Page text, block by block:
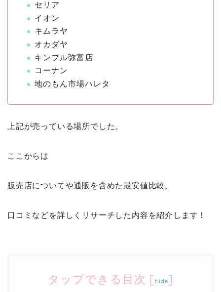
セリア
イオン
キムラヤ
オカダヤ
キンブル弥富店
コーナン
地のもん市場ハレタ
上記が売っている場所でした。
ここからは
販売店についてや通販を含めた最安値比較、
口コミなどを詳しくリサーチした内容を紹介します！
タップできる目次 [ hide]